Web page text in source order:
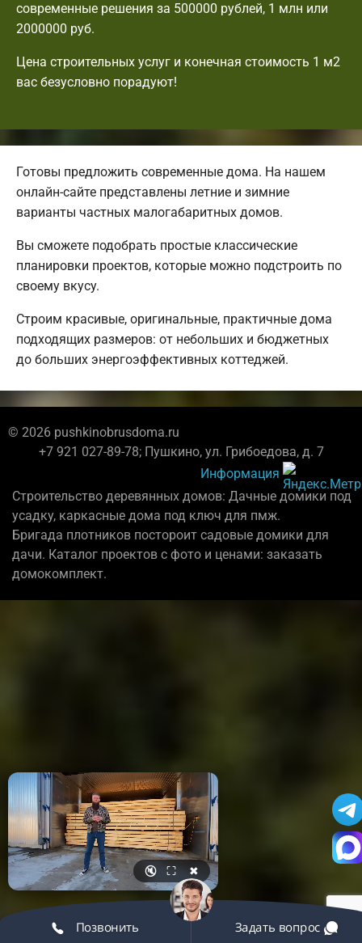
современные решения за 500000 рублей, 1 млн или
2000000 руб.
Цена строительных услуг и конечная стоимость 1 м2
вас безусловно порадуют!
Готовы предложить современные дома. На нашем
онлайн-сайте представлены летние и зимние
варианты частных малогабаритных домов.
Вы сможете подобрать простые классические
планировки проектов, которые можно подстроить по
своему вкусу.
Строим красивые, оригинальные, практичные дома
подходящих размеров: от небольших и бюджетных
до больших энергоэффективных коттеджей.
© 2026 pushkinobrusdoma.ru
+7 921 027-89-78; Пушкино, ул. Грибоедова, д. 7
Информация
Строительство деревянных домов: Дачные домики под
усадку, каркасные дома под ключ для пмж.
Бригада плотников постороит садовые домики для
дачи. Каталог проектов с фото и ценами: заказать
домокомплект.
🔇 ⛶ ✖
Позвонить Задать вопрос